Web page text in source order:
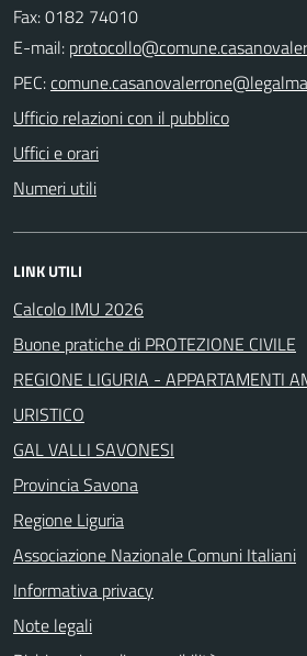
Fax: 0182 74010
E-mail:
PEC:
Ufficio relazioni con il pubblico
Uffici e orari
Numeri utili
LINK UTILI
Calcolo IMU 2026
Buone pratiche di PROTEZIONE CIVILE
REGIONE LIGURIA - APPARTAMENTI
URISTICO
GAL VALLI SAVONESI
Provincia Savona
Regione Liguria
Associazione Nazionale Comuni Italiani
Informativa privacy
Note legali